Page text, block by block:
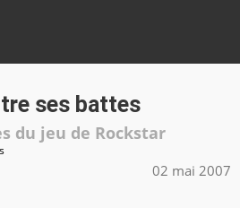
ses battes
du jeu de Rockstar
02 mai 2007